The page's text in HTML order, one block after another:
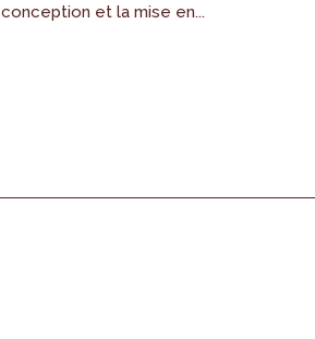
conception et la mise en...